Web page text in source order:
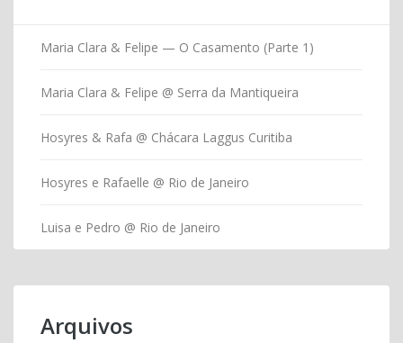
Maria Clara & Felipe — O Casamento (Parte 1)
Maria Clara & Felipe @ Serra da Mantiqueira
Hosyres & Rafa @ Chácara Laggus Curitiba
Hosyres e Rafaelle @ Rio de Janeiro
Luisa e Pedro @ Rio de Janeiro
Arquivos